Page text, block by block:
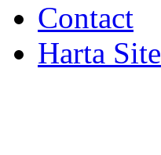
Contact
Harta Site